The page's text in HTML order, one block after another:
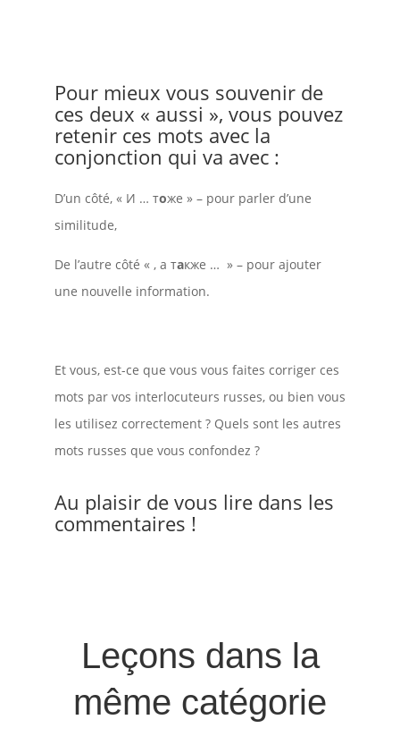
Pour mieux vous souvenir de
ces deux « aussi », vous pouvez
retenir ces mots avec la
conjonction qui va avec :
D’un côté, « И … тоже » – pour parler d’une
similitude,
De l’autre côté « , а также … » – pour ajouter
une nouvelle information.
Et vous, est-ce que vous vous faites corriger ces
mots par vos interlocuteurs russes, ou bien vous
les utilisez correctement ? Quels sont les autres
mots russes que vous confondez ?
Au plaisir de vous lire dans les
commentaires !
Leçons dans la
même catégorie